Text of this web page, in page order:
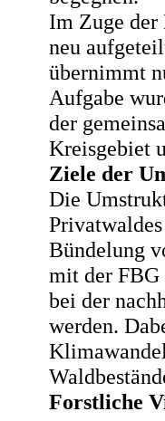
Im Zuge der
neu
übernimmt
Aufgabe
der
Kreisgebiet
Ziele der
Die
Bündelung
mit der FBG
bei der
werden.
Forstliche